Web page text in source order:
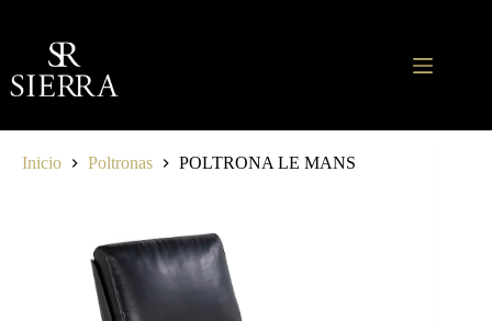
contenido
Inicio Poltronas POLTRONA LE MANS